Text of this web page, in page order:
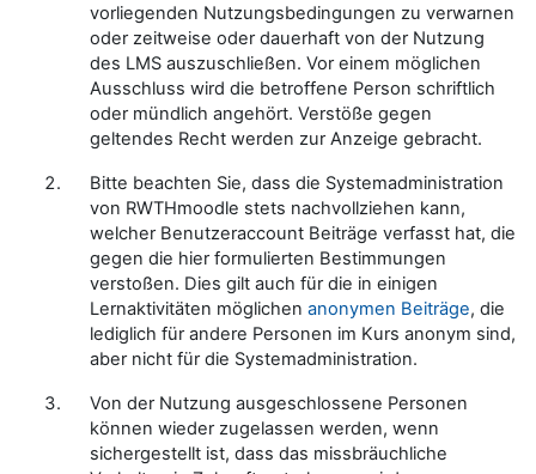
vorliegenden Nutzungsbedingungen zu verwarnen
oder zeitweise oder dauerhaft von der Nutzung
des LMS auszuschließen. Vor einem möglichen
Ausschluss wird die betroffene Person schriftlich
oder mündlich angehört. Verstöße gegen
geltendes Recht werden zur Anzeige gebracht.
Bitte beachten Sie, dass die Systemadministration
von RWTHmoodle stets nachvollziehen kann,
welcher Benutzeraccount Beiträge verfasst hat, die
gegen die hier formulierten Bestimmungen
verstoßen. Dies gilt auch für die in einigen
Lernaktivitäten möglichenanonymen Beiträge, die
lediglich für andere Personen im Kurs anonym sind,
aber nicht für die Systemadministration.
Von der Nutzung ausgeschlossene Personen
können wieder zugelassen werden, wenn
sichergestellt ist, dass das missbräuchliche